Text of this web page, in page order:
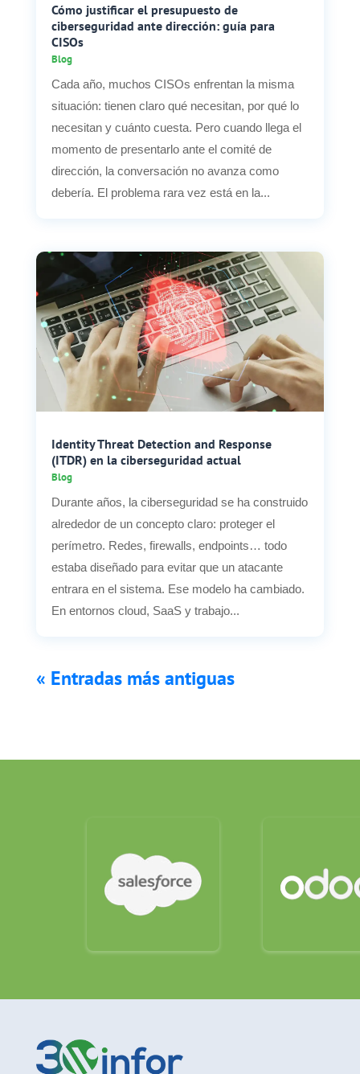
Cómo justificar el presupuesto de
ciberseguridad ante dirección: guía para
CISOs
Blog
Cada año, muchos CISOs enfrentan la misma
situación: tienen claro qué necesitan, por qué lo
necesitan y cuánto cuesta. Pero cuando llega el
momento de presentarlo ante el comité de
dirección, la conversación no avanza como
debería. El problema rara vez está en la...
Identity Threat Detection and Response
(ITDR) en la ciberseguridad actual
Blog
Durante años, la ciberseguridad se ha construido
alrededor de un concepto claro: proteger el
perímetro. Redes, firewalls, endpoints… todo
estaba diseñado para evitar que un atacante
entrara en el sistema. Ese modelo ha cambiado.
En entornos cloud, SaaS y trabajo...
« Entradas más antiguas